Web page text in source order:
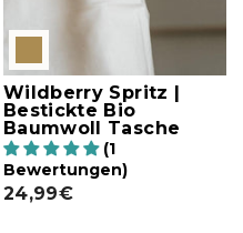
Wildberry Spritz |
Bestickte Bio
Baumwoll Tasche
(1
Bewertungen)
24,99€